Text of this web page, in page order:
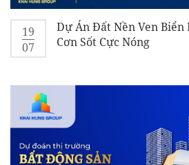
19
07
Dự Án Đất Nền Ven Biển
Cơn Sốt Cực Nóng